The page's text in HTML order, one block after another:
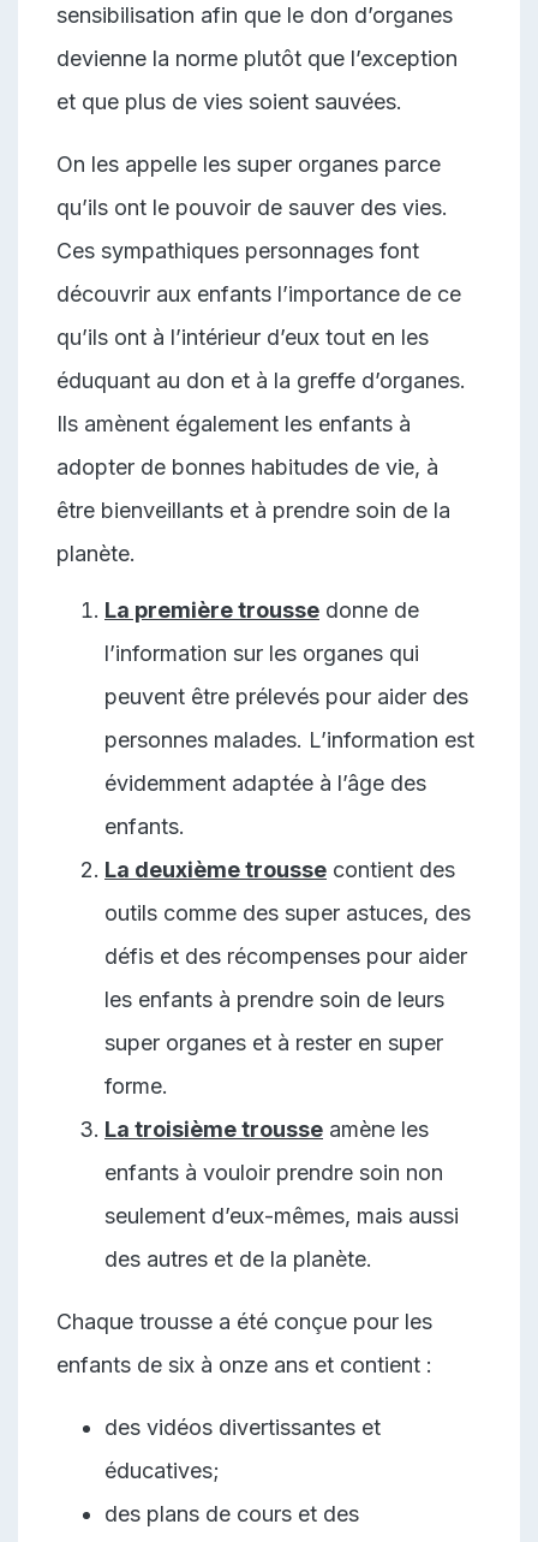
sensibilisation afin que le don d’organes
devienne la norme plutôt que l’exception
et que plus de vies soient sauvées.
On les appelle les super organes parce
qu’ils ont le pouvoir de sauver des vies.
Ces sympathiques personnages font
découvrir aux enfants l’importance de ce
qu’ils ont à l’intérieur d’eux tout en les
éduquant au don et à la greffe d’organes.
Ils amènent également les enfants à
adopter de bonnes habitudes de vie, à
être bienveillants et à prendre soin de la
planète.
La première trousse donne de
l’information sur les organes qui
peuvent être prélevés pour aider des
personnes malades. L’information est
évidemment adaptée à l’âge des
enfants.
La deuxième trousse contient des
outils comme des super astuces, des
défis et des récompenses pour aider
les enfants à prendre soin de leurs
super organes et à rester en super
forme.
La troisième trousse amène les
enfants à vouloir prendre soin non
seulement d’eux-mêmes, mais aussi
des autres et de la planète.
Chaque trousse a été conçue pour les
enfants de six à onze ans et contient :
des vidéos divertissantes et
éducatives;
des plans de cours et des